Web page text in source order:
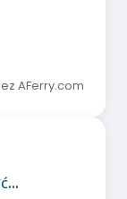
AFerry.com